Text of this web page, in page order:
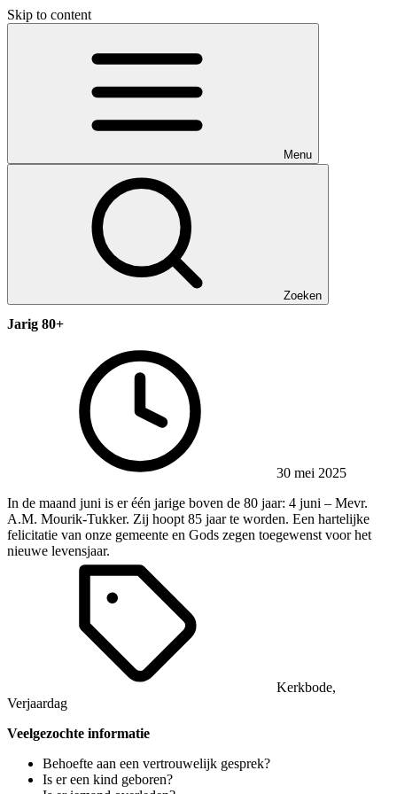
Skip to content
Menu
Zoeken
Jarig 80+
30 mei 2025
In de maand juni is er één jarige boven de 80 jaar: 4 juni – Mevr.
A.M. Mourik-Tukker. Zij hoopt 85 jaar te worden. Een hartelijke
felicitatie van onze gemeente en Gods zegen toegewenst voor het
nieuwe levensjaar.
Kerkbode,
Verjaardag
Veelgezochte informatie
Behoefte aan een vertrouwelijk gesprek?
Is er een kind geboren?